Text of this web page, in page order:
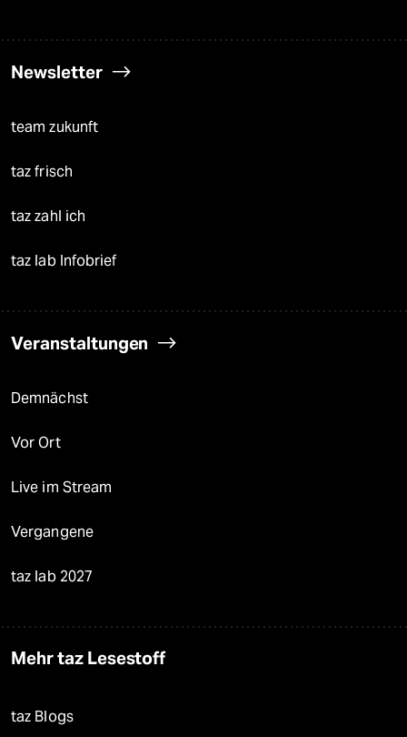
Newsletter
team zukunft
taz frisch
taz zahl ich
taz lab Infobrief
Veranstaltungen
Demnächst
Vor Ort
Live im Stream
Vergangene
taz lab 2027
Mehr taz Lesestoff
taz Blogs